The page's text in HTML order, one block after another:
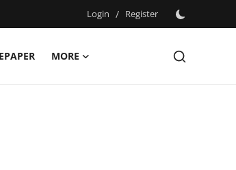
Login / Register
EPAPER
MORE